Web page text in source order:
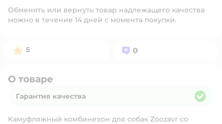
Обменять или вернуть товар надлежащего качества
можно в течение 14 дней с момента покупки.
Рейтинг:
5 Вопросов:
0
О товаре
Гарантия качества
Камуфляжный комбинезон для собак Zoozavr со